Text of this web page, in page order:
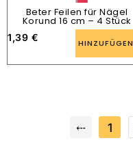
Beter Feilen für Nägel
Korund 16 cm – 4 Stück
1,39 € HINZUFÜGEN
⤎ 1